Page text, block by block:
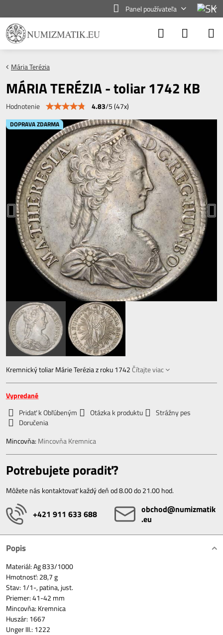
Panel používateľa
DOPRAVA ZDARMA
Mária Terézia
MÁRIA TERÉZIA - toliar 1742 KB
Hodnotenie 4.83/5(47x)
Kremnický toliar Márie Terézia z roku 1742 Čítajte viac
Vypredané
Pridať k Obľúbeným
Otázka k produktu
Strážny pes
Doručenia
Mincovňa: Mincovňa Kremnica
Potrebujete poradiť?
Môžete nás kontaktovať každý deň od 8.00 do 21.00 hod.
+421 911 633 688
obchod​@numizmatik​
.eu
Popis
Materiál: Ag 833/1000
Hmotnosť: 28,7 g
Stav: 1/1-, patina, just.
Priemer: 41-42 mm
Mincovňa: Kremnica
Huszár: 1667
Unger III.: 1222